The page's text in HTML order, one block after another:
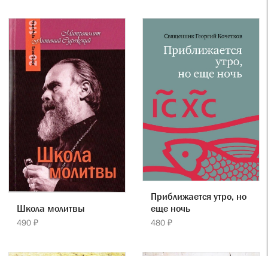
Школа молитвы
490 ₽
Приближается утро, но
еще ночь
480 ₽